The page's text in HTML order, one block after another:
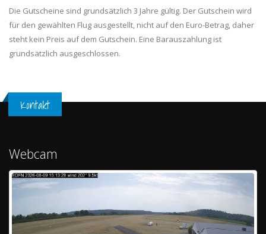
Die Gutscheine sind grundsätzlich 3 Jahre gültig. Der Gutschein wird
für den gewählten Flug ausgestellt, nicht auf den Euro-Betrag, daher
steht kein Preis auf dem Gutschein. Eine Barauszahlung ist
grundsätzlich ausgeschlossen.
Kontakt
Webcam